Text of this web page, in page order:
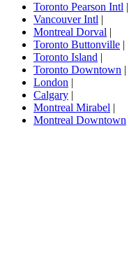
Toronto Pearson Intl |
Vancouver Intl |
Montreal Dorval |
Toronto Buttonville |
Toronto Island |
Toronto Downtown |
London |
Calgary |
Montreal Mirabel |
Montreal Downtown